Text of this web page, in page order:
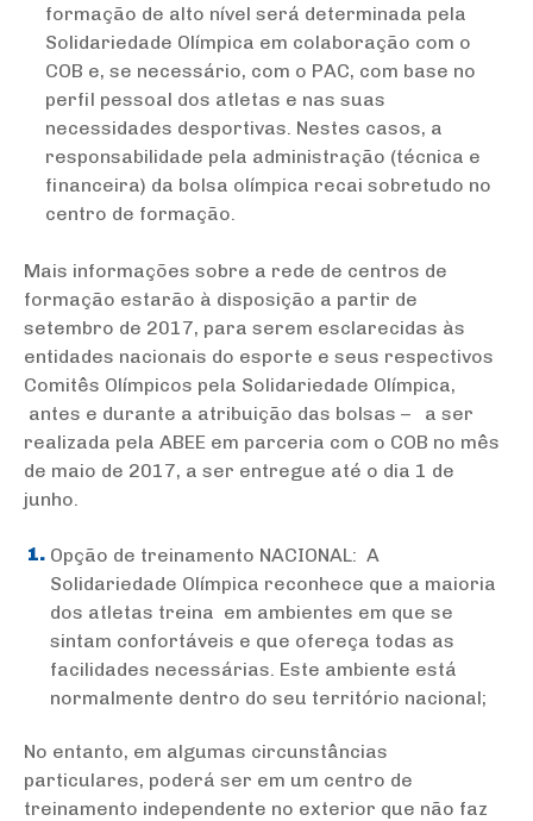
formação de alto nível será determinada pela
Solidariedade Olímpica em colaboração com o
COB e, se necessário, com o PAC, com base no
perfil pessoal dos atletas e nas suas
necessidades desportivas. Nestes casos, a
responsabilidade pela administração (técnica e
financeira) da bolsa olímpica recai sobretudo no
centro de formação.
Mais informações sobre a rede de centros de
formação estarão à disposição a partir de
setembro de 2017, para serem esclarecidas às
entidades nacionais do esporte e seus respectivos
Comitês Olímpicos pela Solidariedade Olímpica,
antes e durante a atribuição das bolsas – a ser
realizada pela ABEE em parceria com o COB no mês
de maio de 2017, a ser entregue até o dia 1 de
junho.
Opção de treinamento NACIONAL: A
Solidariedade Olímpica reconhece que a maioria
dos atletas treina em ambientes em que se
sintam confortáveis e que ofereça todas as
facilidades necessárias. Este ambiente está
normalmente dentro do seu território nacional;
No entanto, em algumas circunstâncias
particulares, poderá ser em um centro de
treinamento independente no exterior que não faz